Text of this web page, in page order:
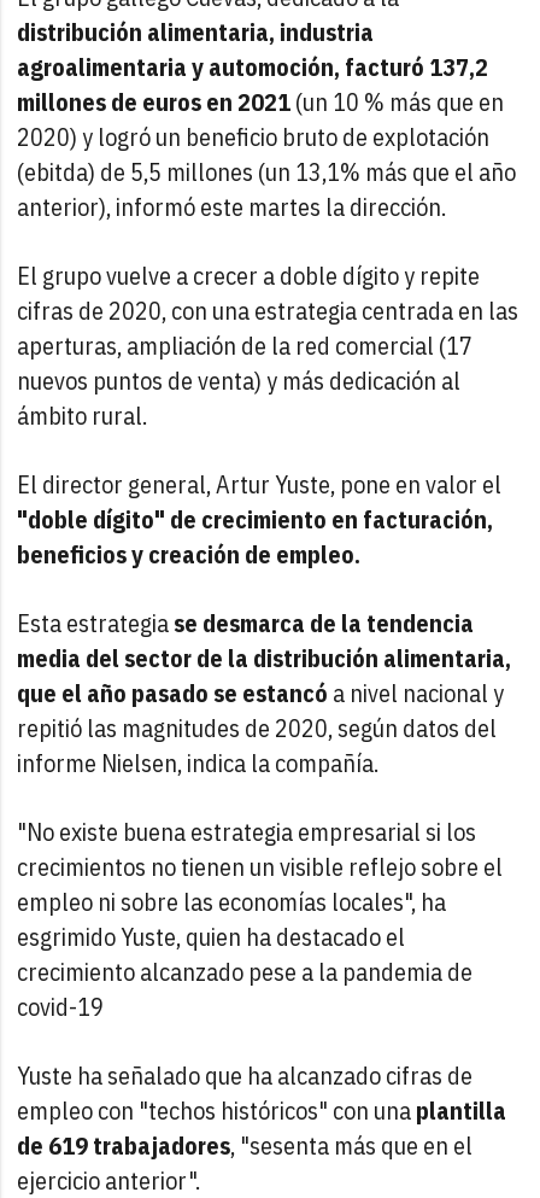
distribución alimentaria, industria
agroalimentaria y automoción, facturó 137,2
millones de euros en 2021(un 10 % más que en
2020) y logró un beneficio bruto de explotación
(ebitda) de 5,5 millones (un 13,1% más que el año
anterior), informó este martes la dirección.
El grupo vuelve a crecer a doble dígito y repite
cifras de 2020, con una estrategia centrada en las
aperturas, ampliación de la red comercial (17
nuevos puntos de venta) y más dedicación al
ámbito rural.
El director general, Artur Yuste, pone en valor el
"doble dígito" de crecimiento en facturación,
beneficios y creación de empleo.
Esta estrategiase desmarca de la tendencia
media del sector de la distribución alimentaria,
que el año pasado se estancó a nivel nacional y
repitió las magnitudes de 2020, según datos del
informe Nielsen, indica la compañía.
"No existe buena estrategia empresarial si los
crecimientos no tienen un visible reflejo sobre el
empleo ni sobre las economías locales", ha
esgrimido Yuste, quien ha destacado el
crecimiento alcanzado pese a la pandemia de
covid-19
Yuste ha señalado que ha alcanzado cifras de
empleo con "techos históricos" con unaplantilla
de 619 trabajadores, "sesenta más que en el
ejercicio anterior".